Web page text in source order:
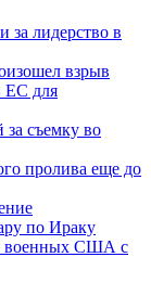
за лидерство в
взрыв
ЕС для
за съемку во
пролива еще до
по Ираку
военных США с